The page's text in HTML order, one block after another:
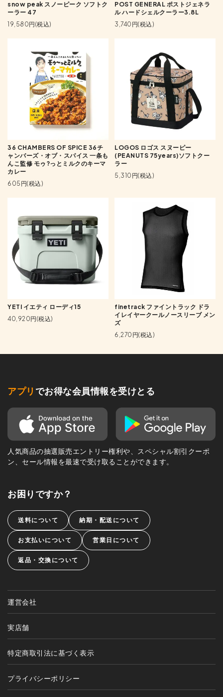
snow peak スノーピーク ソフトク
ーラー 47
19,580円(税込)
POST GENERAL ポストジェネラ
ル ハードシェルクーラー3.8L
3,740円(税込)
36 CHAMBERS OF SPICE 36チ
ャンバーズ・オブ・スパイス 一条も
んこ監修 モゥ?っとミルクのキーマ
カレー
605円(税込)
LOGOS ロゴス スヌーピー
(PEANUTS 75years)ソフトクー
ラー
5,310円(税込)
YETI イエティ ローディ15
40,920円(税込)
finetrack ファイントラック ドラ
イレイヤークールノースリーブ メン
ズ
6,270円(税込)
アプリ でお得な会員情報を受けとる
人気商品の抽選販売エントリー権利や、スペシャル割引クーポ
ン、セール情報を最速で受け取ることができます。
お困りですか？
送料について 納期・配送について
お支払いについて 営業日について
返品・交換について
運営会社
実店舗
特定商取引法に基づく表示
プライバシーポリシー